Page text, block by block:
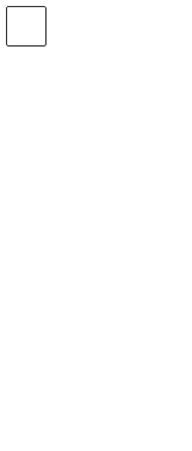
コ
ナ